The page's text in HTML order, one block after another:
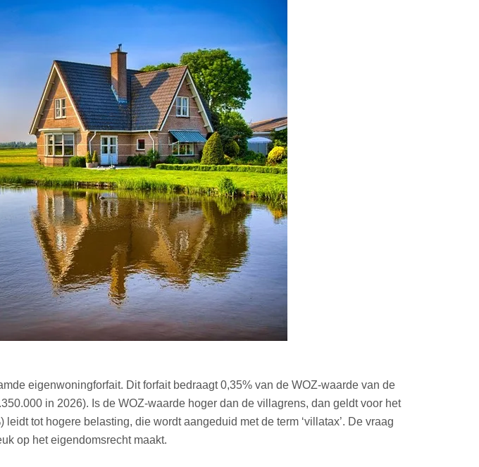
eigenwoningforfait. Dit forfait bedraagt 0,35% van de WOZ-waarde van de
in 2026). Is de WOZ-waarde hoger dan de villagrens, dan geldt voor het
tot hogere belasting, die wordt aangeduid met de term ‘villatax’. De vraag
op het eigendomsrecht maakt.